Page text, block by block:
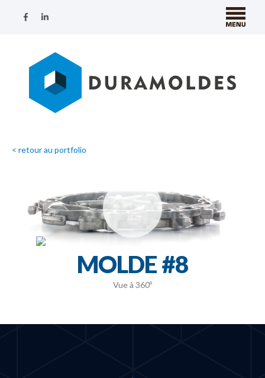
< retour au portfolio
MOLDE #8
Vue à 360º